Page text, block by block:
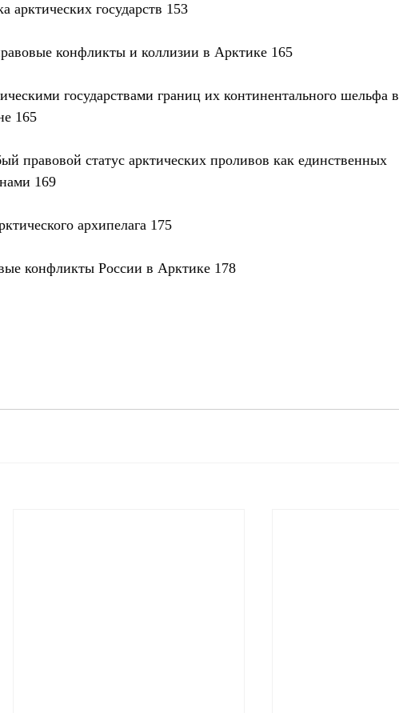
арктических государств 153
конфликты и коллизии в Арктике 165
государствами границ их континентального шельфа в
165
правовой статус арктических проливов как единственных
169
архипелага 175
конфликты России в Арктике 178